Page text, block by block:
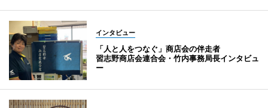
インタビュー
「人と人をつなぐ」商店会の伴走者
習志野商店会連合会・竹内事務局長インタビュ
ー